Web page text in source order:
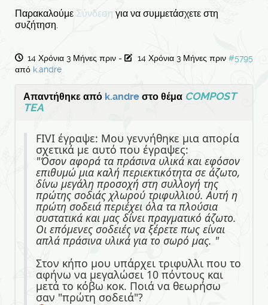
Παρακαλούμε Σύνδεση για να συμμετάσχετε στη
συζήτηση.
14 Χρόνια 3 Μήνες πριν - 14 Χρόνια 3 Μήνες πριν #5795
από k.andre
Απαντήθηκε από k.andre στο θέμα COMPOST
TEA
FIVI έγραψε: Μου γεννήθηκε μια απορία
σχετικά με αυτό που έγραψες:
"Όσον αφορά τα πράσινα υλικά και εφόσον
επιθυμώ μια καλή περιεκτικότητα σε άζωτο,
δίνω μεγάλη προσοχή στη συλλογή της
πρώτης σοδιάς χλωρού τριφυλλιού. Αυτή η
πρώτη σοδειά περιέχει όλα τα πλούσια
συστατικά και μας δίνει πραγματικό άζωτο.
Οι επόμενες σοδειές να ξέρετε πως είναι
απλά πράσινα υλικά για το σωρό μας. "
Στον κήπο μου υπάρχει τριφυλλι που το
αφήνω να μεγαλώσει 10 πόντους και
μετά το κόβω κοκ. Ποιά να θεωρήσω
σαν "πρώτη σοδειά"?